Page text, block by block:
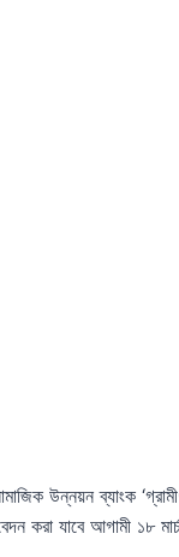
উন্নয়ন ব্যাংক
করা যাবে আগামী ১৮